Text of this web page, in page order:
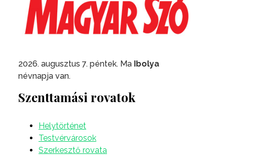
2026. augusztus 7. péntek. Ma Ibolya
névnapja van.
Szenttamási rovatok
Helytörténet
Testvérvárosok
Szerkesztő rovata